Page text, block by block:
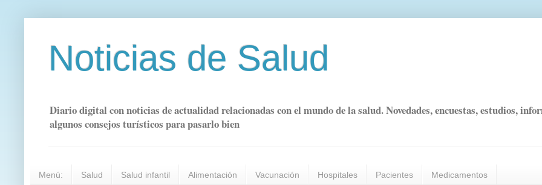
Noticias de Salud
Diario digital con noticias de actualidad relacionadas con el mundo de la salud. Novedades, encuestas, estudios,
algunos consejos turísticos para pasarlo bien
Menú: Salud Salud infantil Alimentación Vacunación Hospitales Pacientes Medicamentos